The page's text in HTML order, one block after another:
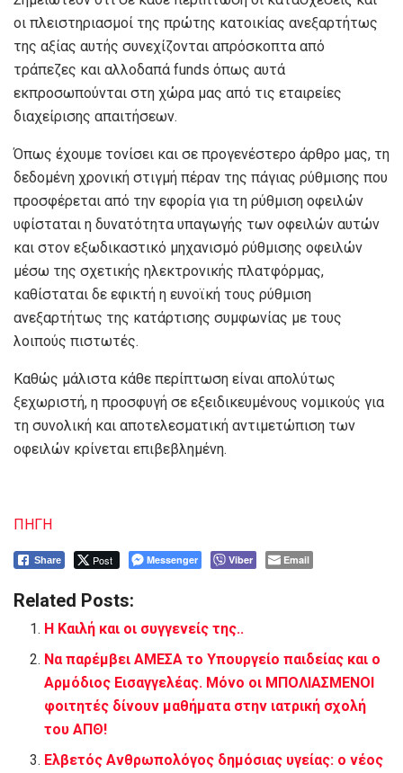
οι πλειστηριασμοί της πρώτης κατοικίας ανεξαρτήτως
της αξίας αυτής συνεχίζονται απρόσκοπτα από
τράπεζες και αλλοδαπά funds όπως αυτά
εκπροσωπούνται στη χώρα μας από τις εταιρείες
διαχείρισης απαιτήσεων.
Όπως έχουμε τονίσει και σε προγενέστερο άρθρο μας, τη
δεδομένη χρονική στιγμή πέραν της πάγιας ρύθμισης που
προσφέρεται από την εφορία για τη ρύθμιση οφειλών
υφίσταται η δυνατότητα υπαγωγής των οφειλών αυτών
και στον εξωδικαστικό μηχανισμό ρύθμισης οφειλών
μέσω της σχετικής ηλεκτρονικής πλατφόρμας,
καθίσταται δε εφικτή η ευνοϊκή τους ρύθμιση
ανεξαρτήτως της κατάρτισης συμφωνίας με τους
λοιπούς πιστωτές.
Καθώς μάλιστα κάθε περίπτωση είναι απολύτως
ξεχωριστή, η προσφυγή σε εξειδικευμένους νομικούς για
τη συνολική και αποτελεσματική αντιμετώπιση των
οφειλών κρίνεται επιβεβλημένη.
ΠΗΓΗ
Share Post Messenger Viber Email
Related Posts:
Η Καιλή και οι συγγενείς της..
Να παρέμβει ΑΜΕΣΑ το Υπουργείο παιδείας και ο
Αρμόδιος Εισαγγελέας. Μόνο οι ΜΠΟΛΙΑΣΜΕΝΟΙ
φοιτητές δίνουν μαθήματα στην ιατρική σχολή
του ΑΠΘ!
Ελβετός Ανθρωπολόγος δημόσιας υγείας: ο νέος